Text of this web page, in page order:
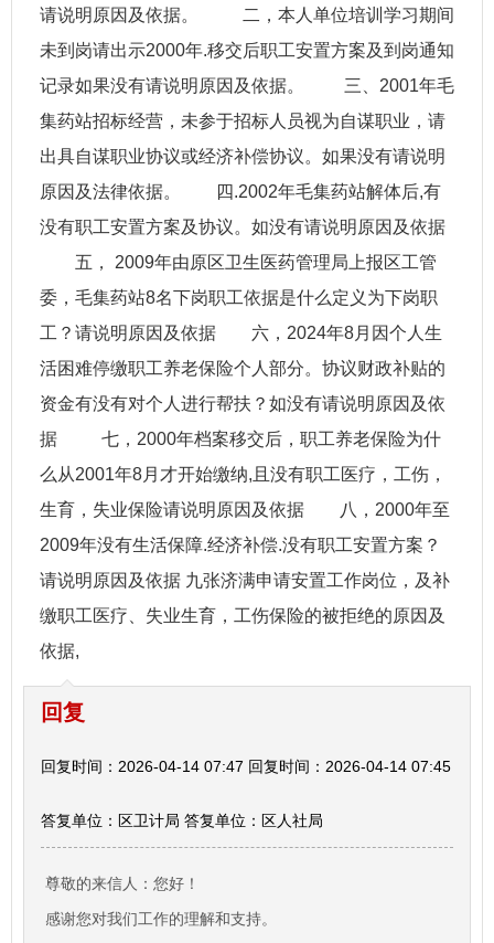
请说明原因及依据。 二，本人单位培训学习期间
未到岗请出示2000年.移交后职工安置方案及到岗通知
记录如果没有请说明原因及依据。 三、2001年毛
集药站招标经营，未参于招标人员视为自谋职业，请
出具自谋职业协议或经济补偿协议。如果没有请说明
原因及法律依据。 四.2002年毛集药站解体后,有
没有职工安置方案及协议。如没有请说明原因及依据
五， 2009年由原区卫生医药管理局上报区工管
委，毛集药站8名下岗职工依据是什么定义为下岗职
工？请说明原因及依据 六，2024年8月因个人生
活困难停缴职工养老保险个人部分。协议财政补贴的
资金有没有对个人进行帮扶？如没有请说明原因及依
据 七，2000年档案移交后，职工养老保险为什
么从2001年8月才开始缴纳,且没有职工医疗，工伤，
生育，失业保险请说明原因及依据 八，2000年至
2009年没有生活保障.经济补偿.没有职工安置方案？
请说明原因及依据 九张济满申请安置工作岗位，及补
缴职工医疗、失业生育，工伤保险的被拒绝的原因及
依据,
回复
回复时间：2026-04-14 07:47 回复时间：2026-04-14 07:45
答复单位：区卫计局 答复单位：区人社局
尊敬的来信人：您好！
感谢您对我们工作的理解和支持。